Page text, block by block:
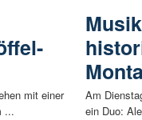
mit einer
...
Am
ein Duo: